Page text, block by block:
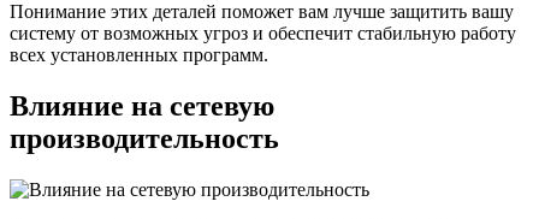
Понимание этих деталей поможет вам лучше защитить вашу
систему от возможных угроз и обеспечит стабильную работу
всех установленных программ.
Влияние на сетевую
производительность